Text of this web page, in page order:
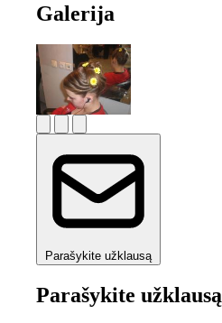
Galerija
Parašykite užklausą
Parašykite užklausą